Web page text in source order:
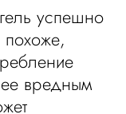
успешно
вредным